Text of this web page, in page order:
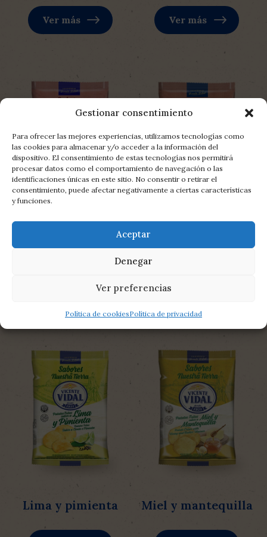
Gestionar consentimiento
Para ofrecer las mejores experiencias, utilizamos tecnologías como
las cookies para almacenar y/o acceder a la información del
dispositivo. El consentimiento de estas tecnologías nos permitirá
procesar datos como el comportamiento de navegación o las
identificaciones únicas en este sitio. No consentir o retirar el
consentimiento, puede afectar negativamente a ciertas características
y funciones.
Aceptar
Denegar
Ver preferencias
Política de cookiesPolítica de privacidad
Ver más Ver más
Huevo frito con
jamón
Lima y pimienta Miel y mantequilla